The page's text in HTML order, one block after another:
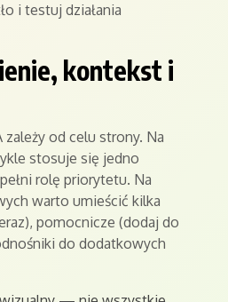
i testuj działania
kontekst i
zależy od celu strony. Na
stosuje się jedno
rolę priorytetu. Na
warto umieścić kilka
pomocnicze (dodaj do
do dodatkowych